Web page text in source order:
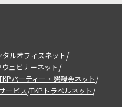
タルオフィスネット/
ウェビナーネット/
パーティー・懇親会ネット/
ービス/TKPトラベルネット/